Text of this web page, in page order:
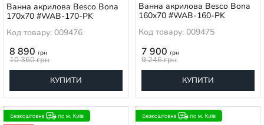
Ванна акрилова Besco Bona
170x70 #WAB-170-PK
Код товару: 009476
8 890 грн
10 360грн
КУПИТИ
Ванна акрилова Besco Bona
160x70 #WAB-160-PK
Код товару: 009475
7 900 грн
9 246грн
КУПИТИ